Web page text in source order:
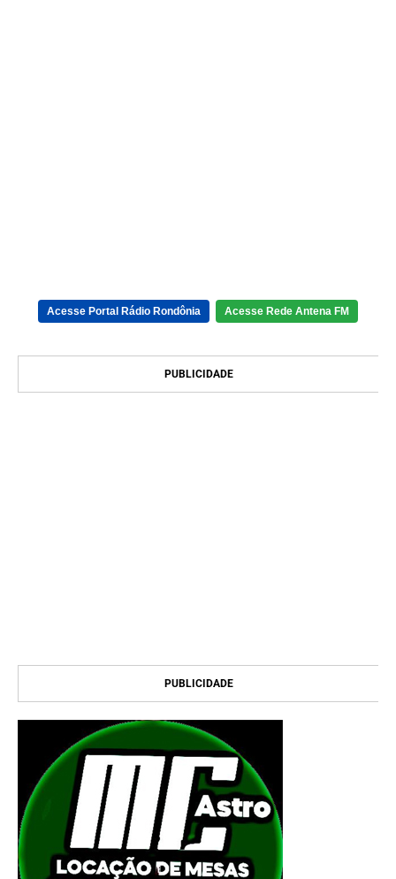
Acesse Portal Rádio Rondônia Acesse Rede Antena FM
PUBLICIDADE
PUBLICIDADE